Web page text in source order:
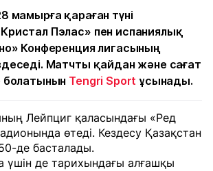
мамырға қараған түні
Пэлас» пен испаниялық
Конференция лигасының
Матчты қайдан және сағат
болатынын Tengri Sport ұсынады.
Лейпциг қаласындағы «Ред
өтеді. Кездесу Қазақстан
де басталады.
үшін де тарихындағы алғашқы